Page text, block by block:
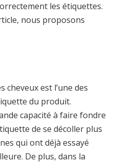
les étiquettes.
nous proposons
cheveux est l’une des
du produit.
capacité à faire fondre
de se décoller plus
qui ont déjà essayé
De plus, dans la